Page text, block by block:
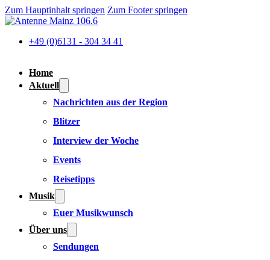
Zum Hauptinhalt springen Zum Footer springen
+49 (0)6131 - 304 34 41
Home
Aktuell
Nachrichten aus der Region
Blitzer
Interview der Woche
Events
Reisetipps
Musik
Euer Musikwunsch
Über uns
Sendungen